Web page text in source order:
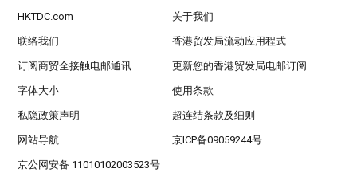
HKTDC.com 关于我们
联络我们 香港贸发局流动应用程式
订阅商贸全接触电邮通讯 更新您的香港贸发局电邮订阅
字体大小 使用条款
私隐政策声明 超连结条款及细则
网站导航 京ICP备09059244号
京公网安备 11010102003523号